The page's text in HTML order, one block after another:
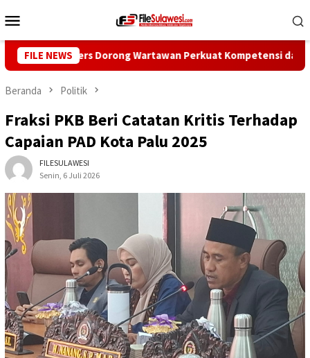
ke
Mobile
FILE NEWS
Pers Dorong Wartawan Perkuat Kompetensi dan Integritas
Beranda Politik
Fraksi PKB Beri Catatan Kritis Terhadap
Capaian PAD Kota Palu 2025
FILESULAWESI
Senin, 6 Juli 2026